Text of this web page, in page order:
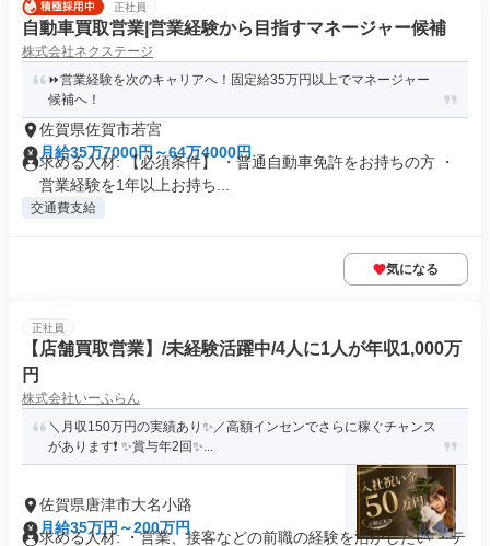
正社員
自動車買取営業|営業経験から目指すマネージャー候補
株式会社ネクステージ
⏩️営業経験を次のキャリアへ！固定給35万円以上でマネージャー
候補へ！
佐賀県佐賀市若宮
月給35万7000円～64万4000円
求める人材: 【必須条件】 ・普通自動車免許をお持ちの方 ・
営業経験を1年以上お持ち...
交通費支給
気になる
正社員
【店舗買取営業】/未経験活躍中/4人に1人が年収1,000万
円
株式会社いーふらん
＼月収150万円の実績あり✨／高額インセンでさらに稼ぐチャンス
があります❗ ✨賞与年2回✨...
佐賀県唐津市大名小路
月給35万円～200万円
求める人材: ・営業、接客などの前職の経験を活かしたい ・テ